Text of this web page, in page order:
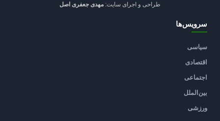
طراحی و اجرای سایت: مهدی جعفری اصل
سرویس‌ها
سیاسی
اقتصادی
اجتماعی
بین‌الملل
ورزشی